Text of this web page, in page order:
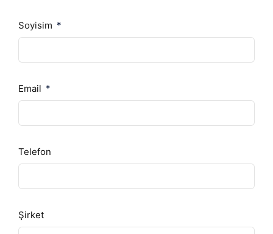
Soyisim
Email
Telefon
Şirket